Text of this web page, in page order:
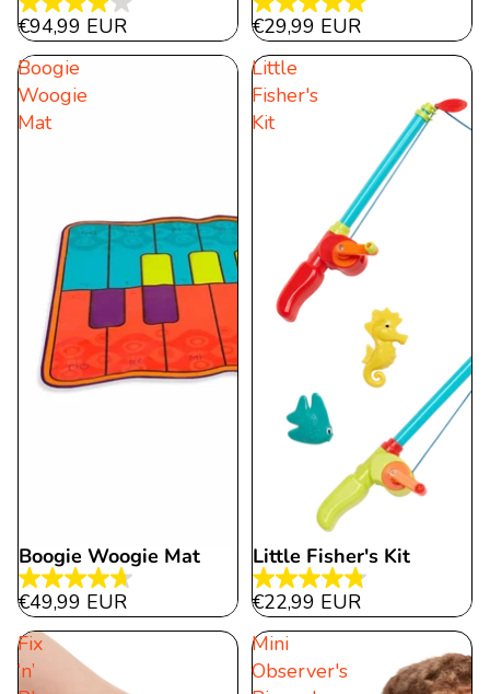
4.0
von
5
Sternen.
€94,99 EUR
5.0
von
Sternen.
Bewertungen
€29,99 EUR
Boogie
Woogie
Mat
Boogie Woogie Mat
4.7
von
Sternen.
€49,99 EUR
Little
Fisher's
Kit
Little Fisher's Kit
4.8
von
Sternen.
€22,99 EUR
Fix
‘n’
Mini
Observer's